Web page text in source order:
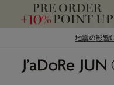
地震の影響